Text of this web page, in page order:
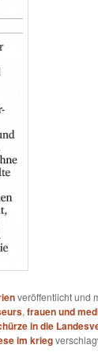
veröffentlicht und
, frauen und
in die
im krieg